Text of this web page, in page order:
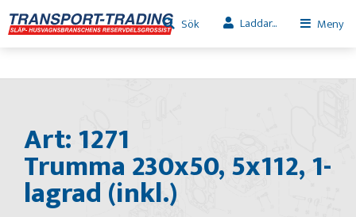
Sök Laddar... Meny
Art: 1271
Trumma 230x50, 5x112, 1-
lagrad (inkl.)